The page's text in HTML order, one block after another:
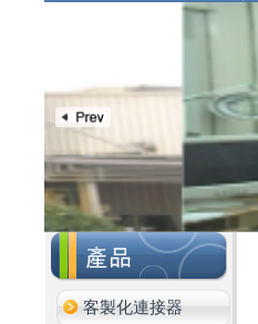
客製化連接器